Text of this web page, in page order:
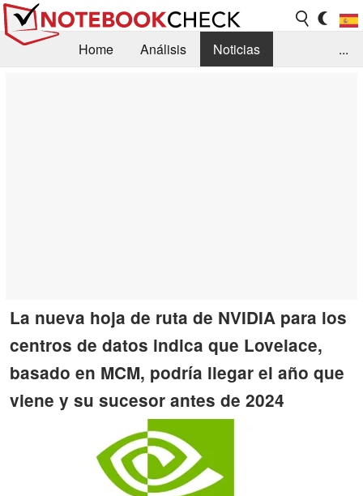
Home Análisis
Noticias
...
La nueva hoja de ruta de NVIDIA para los
centros de datos indica que Lovelace,
basado en MCM, podría llegar el año que
viene y su sucesor antes de 2024